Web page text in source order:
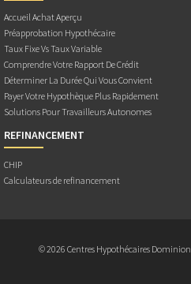
Accueil Achat Aperçu
Préapprobation Hypothécaire
Taux Fixe Vs Taux Variable
Comprendre Votre Rapport De Crédit
Déterminer La Durée Qui Vous Convient
Payer Votre Hypothèque Plus Rapidement
Solutions Pour Travailleurs Autonomes
REFINANCEMENT
CHIP
Calculateurs de refinancement
© 2026 Centres Hypothécaires Dominion